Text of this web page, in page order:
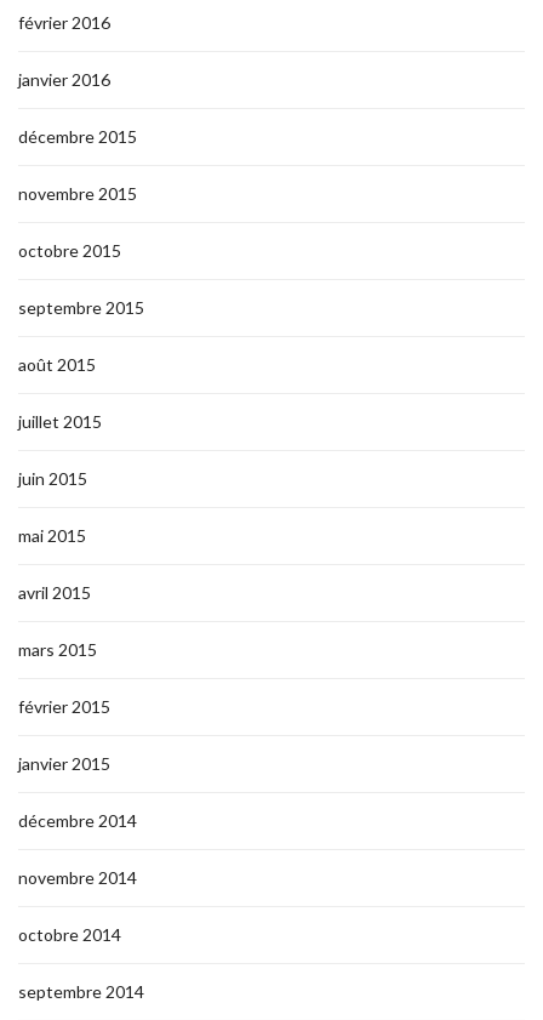
février 2016
janvier 2016
décembre 2015
novembre 2015
octobre 2015
septembre 2015
août 2015
juillet 2015
juin 2015
mai 2015
avril 2015
mars 2015
février 2015
janvier 2015
décembre 2014
novembre 2014
octobre 2014
septembre 2014